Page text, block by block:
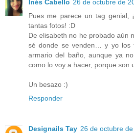
Inés Cabello 26 de octubre de
Pues me parece un tag genial,
tantas fotos! :D
De elisabeth no he probado aún
sé donde se venden… y yo los
armario del baño, aunque ya
como lo voy a hacer, porque son
Un besazo :)
Responder
Designails Tay 26 de octubre